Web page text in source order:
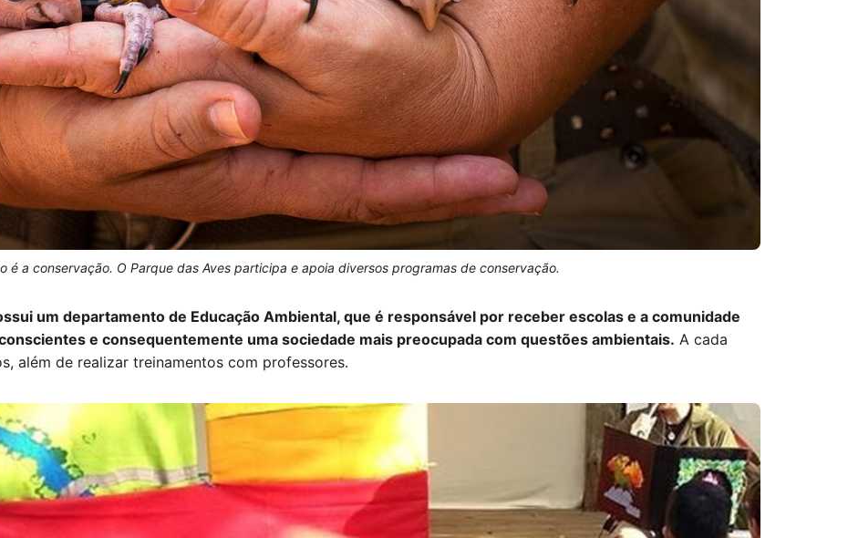
é a conservação. O Parque das Aves participa e apoia diversos programas de conservação.
um departamento de Educação Ambiental, que é responsável por receber escolas e a comunidade
e consequentemente uma sociedade mais preocupada com questões ambientais. A cada
além de realizar treinamentos com professores.